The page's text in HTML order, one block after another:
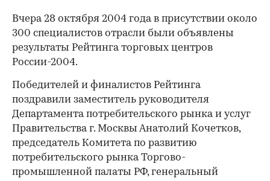
Вчера 28 октября 2004 года в присутствии около
300 специалистов отрасли были объявлены
результаты Рейтинга торговых центров
России-2004.
Победителей и финалистов Рейтинга
поздравили заместитель руководителя
Департамента потребительского рынка и услуг
Правительства г. Москвы Анатолий Кочетков,
председатель Комитета по развитию
потребительского рынка Торгово-
промышленной палаты РФ, генеральный